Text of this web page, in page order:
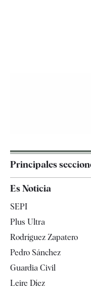
Principales
España
Televisión
Es Noticia
SEPI
Plus Ultra
Rodríguez Zapatero
Pedro Sánchez
Guardia Civil
Leire Díez